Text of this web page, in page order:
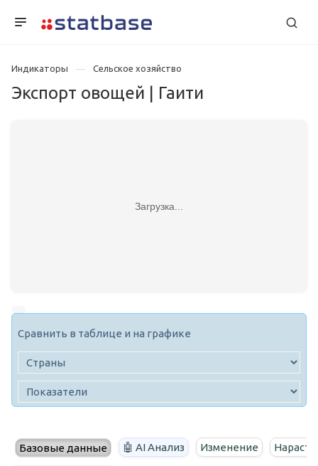
Индикаторы Сельское хозяйство
Экспорт овощей | Гаити
Загрузка...
Сравнить в таблице и на графике
Базовые данные 🤖 AI Анализ Изменение